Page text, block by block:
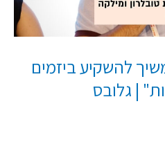
להשקיע ביזמים
| גלובס